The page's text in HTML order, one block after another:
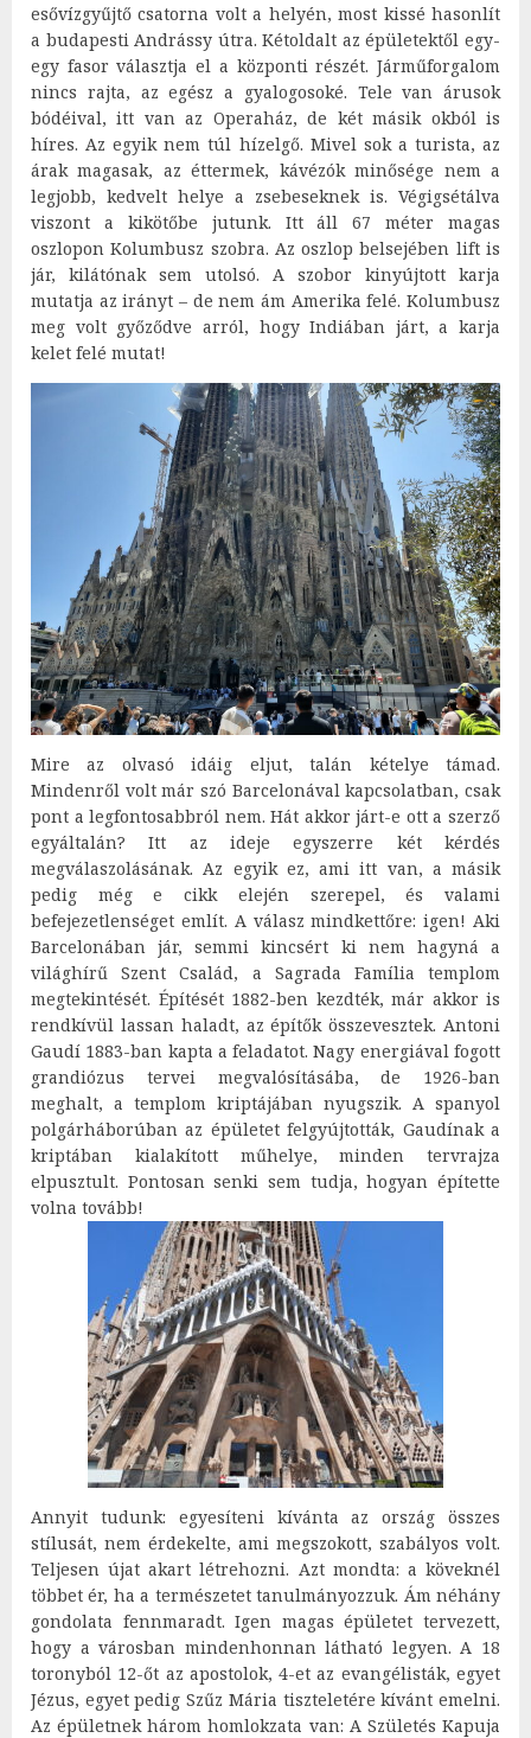
esővízgyűjtő csatorna volt a helyén, most kissé hasonlít
a budapesti Andrássy útra. Kétoldalt az épületektől egy-
egy fasor választja el a központi részét. Járműforgalom
nincs rajta, az egész a gyalogosoké. Tele van árusok
bódéival, itt van az Operaház, de két másik okból is
híres. Az egyik nem túl hízelgő. Mivel sok a turista, az
árak magasak, az éttermek, kávézók minősége nem a
legjobb, kedvelt helye a zsebeseknek is. Végigsétálva
viszont a kikötőbe jutunk. Itt áll 67 méter magas
oszlopon Kolumbusz szobra. Az oszlop belsejében lift is
jár, kilátónak sem utolsó. A szobor kinyújtott karja
mutatja az irányt – de nem ám Amerika felé. Kolumbusz
meg volt győződve arról, hogy Indiában járt, a karja
kelet felé mutat!
Mire az olvasó idáig eljut, talán kételye támad.
Mindenről volt már szó Barcelonával kapcsolatban, csak
pont a legfontosabbról nem. Hát akkor járt-e ott a szerző
egyáltalán? Itt az ideje egyszerre két kérdés
megválaszolásának. Az egyik ez, ami itt van, a másik
pedig még e cikk elején szerepel, és valami
befejezetlenséget említ. A válasz mindkettőre: igen! Aki
Barcelonában jár, semmi kincsért ki nem hagyná a
világhírű Szent Család, a Sagrada Família templom
megtekintését. Építését 1882-ben kezdték, már akkor is
rendkívül lassan haladt, az építők összevesztek. Antoni
Gaudí 1883-ban kapta a feladatot. Nagy energiával fogott
grandiózus tervei megvalósításába, de 1926-ban
meghalt, a templom kriptájában nyugszik. A spanyol
polgárháborúban az épületet felgyújtották, Gaudínak a
kriptában kialakított műhelye, minden tervrajza
elpusztult. Pontosan senki sem tudja, hogyan építette
volna tovább!
Annyit tudunk: egyesíteni kívánta az ország összes
stílusát, nem érdekelte, ami megszokott, szabályos volt.
Teljesen újat akart létrehozni. Azt mondta: a köveknél
többet ér, ha a természetet tanulmányozzuk. Ám néhány
gondolata fennmaradt. Igen magas épületet tervezett,
hogy a városban mindenhonnan látható legyen. A 18
toronyból 12-őt az apostolok, 4-et az evangélisták, egyet
Jézus, egyet pedig Szűz Mária tiszteletére kívánt emelni.
Az épületnek három homlokzata van: A Születés Kapuja